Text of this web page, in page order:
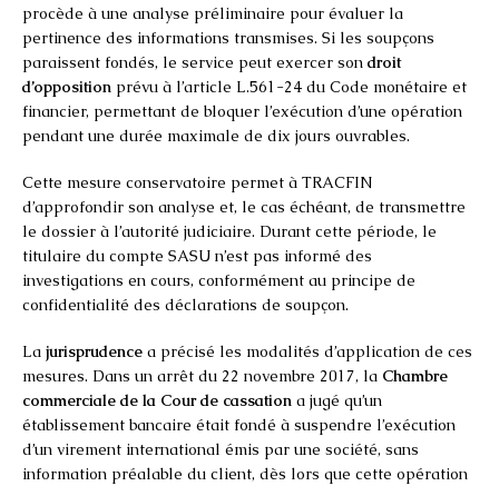
procède à une analyse préliminaire pour évaluer la
pertinence des informations transmises. Si les soupçons
paraissent fondés, le service peut exercer son droit
d’opposition prévu à l’article L.561-24 du Code monétaire et
financier, permettant de bloquer l’exécution d’une opération
pendant une durée maximale de dix jours ouvrables.
Cette mesure conservatoire permet à TRACFIN
d’approfondir son analyse et, le cas échéant, de transmettre
le dossier à l’autorité judiciaire. Durant cette période, le
titulaire du compte SASU n’est pas informé des
investigations en cours, conformément au principe de
confidentialité des déclarations de soupçon.
La jurisprudence a précisé les modalités d’application de ces
mesures. Dans un arrêt du 22 novembre 2017, la Chambre
commerciale de la Cour de cassation a jugé qu’un
établissement bancaire était fondé à suspendre l’exécution
d’un virement international émis par une société, sans
information préalable du client, dès lors que cette opération